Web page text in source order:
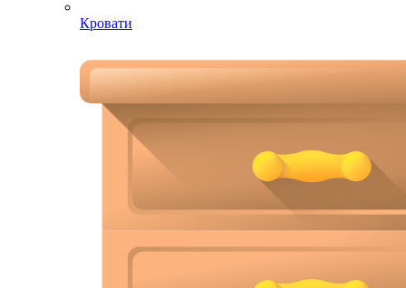
Кровати